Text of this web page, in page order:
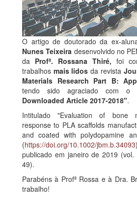
O artigo de doutorado da ex-
Nunes Teixeira desenvolvido no
da Profª. Rossana Thiré, foi
trabalhos mais lidos da revista
Materials Research Part B:
tendo sido agraciado com o
Downloaded Article 2017-2018".
Intitulado "Evaluation of bone
response to PLA scaffolds
and coated with polydopamine
(https://doi.org/10.1002/jbm.b.34093
publicado em janeiro de 2019
49).
Parabéns à Profª Rossa e à Dra.
trabalho!